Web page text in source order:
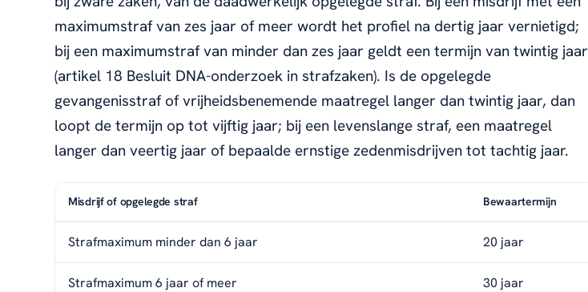
maximumstraf van zes jaar of meer wordt het profiel na dertig jaar vernietigd;
bij een maximumstraf van minder dan zes jaar geldt een termijn van twintig jaar
(artikel 18 Besluit DNA-onderzoek in strafzaken). Is de opgelegde
gevangenisstraf of vrijheidsbenemende maatregel langer dan twintig jaar, dan
loopt de termijn op tot vijftig jaar; bij een levenslange straf, een maatregel
langer dan veertig jaar of bepaalde ernstige zedenmisdrijven tot tachtig jaar.
Misdrijf of opgelegde straf Bewaartermijn
Strafmaximum minder dan 6 jaar 20 jaar
Strafmaximum 6 jaar of meer 30 jaar